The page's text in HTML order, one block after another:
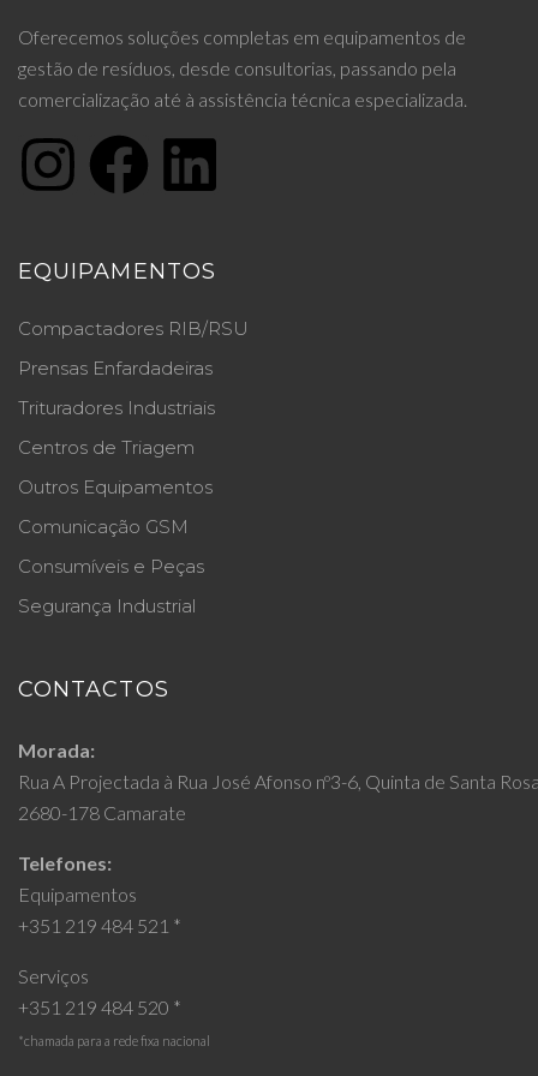
Oferecemos soluções completas em equipamentos de
gestão de resíduos, desde consultorias, passando pela
comercialização até à assistência técnica especializada.
EQUIPAMENTOS
Compactadores RIB/RSU
Prensas Enfardadeiras
Trituradores Industriais
Centros de Triagem
Outros Equipamentos
Comunicação GSM
Consumíveis e Peças
Segurança Industrial
CONTACTOS
Morada:
Rua A Projectada à Rua José Afonso nº3-6, Quinta de Santa
2680-178 Camarate
Telefones:
Equipamentos
+351 219 484 521 *
Serviços
+351 219 484 520 *
*chamada para a rede fixa nacional